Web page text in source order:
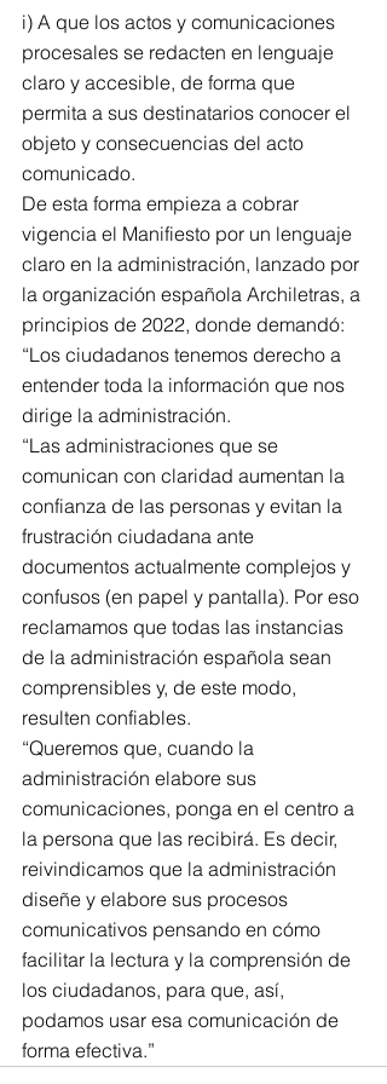
i) A que los actos y comunicaciones
procesales se redacten en lenguaje
claro y accesible, de forma que
permita a sus destinatarios conocer el
objeto y consecuencias del acto
comunicado.
De esta forma empieza a cobrar
vigencia el Manifiesto por un lenguaje
claro en la administración, lanzado por
la organización española Archiletras, a
principios de 2022, donde demandó:
“Los ciudadanos tenemos derecho a
entender toda la información que nos
dirige la administración.
“Las administraciones que se
comunican con claridad aumentan la
confianza de las personas y evitan la
frustración ciudadana ante
documentos actualmente complejos y
confusos (en papel y pantalla). Por eso
reclamamos que todas las instancias
de la administración española sean
comprensibles y, de este modo,
resulten confiables.
“Queremos que, cuando la
administración elabore sus
comunicaciones, ponga en el centro a
la persona que las recibirá. Es decir,
reivindicamos que la administración
diseñe y elabore sus procesos
comunicativos pensando en cómo
facilitar la lectura y la comprensión de
los ciudadanos, para que, así,
podamos usar esa comunicación ​de
forma efectiva.”